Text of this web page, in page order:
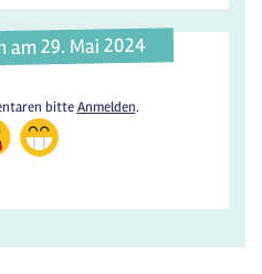
am 29. Mai 2024
bitteAnmelden.